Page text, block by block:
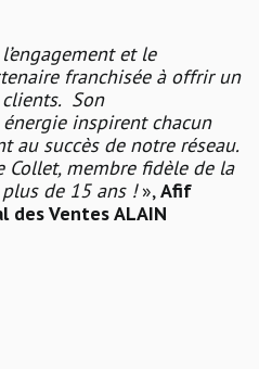
et le
franchisée à offrir un
clients. Son
inspirent chacun
au succès de notre réseau.
Collet, membre fidèle de la
de 15 ans !»,Afif
des Ventes ALAIN